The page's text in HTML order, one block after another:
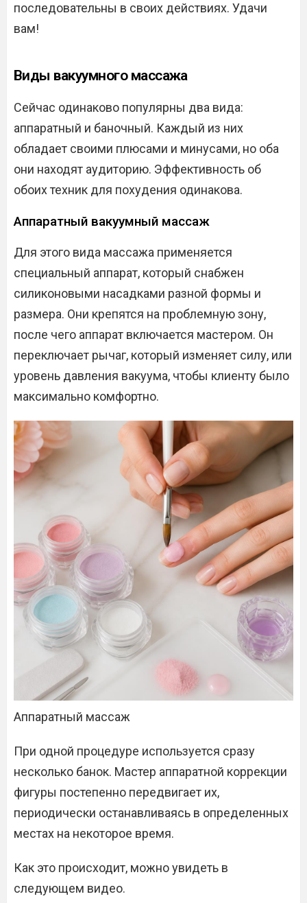
последовательны в своих действиях. Удачи
вам!
Виды вакуумного массажа
Сейчас одинаково популярны два вида:
аппаратный и баночный. Каждый из них
обладает своими плюсами и минусами, но оба
они находят аудиторию. Эффективность об
обоих техник для похудения одинакова.
Аппаратный вакуумный массаж
Для этого вида массажа применяется
специальный аппарат, который снабжен
силиконовыми насадками разной формы и
размера. Они крепятся на проблемную зону,
после чего аппарат включается мастером. Он
переключает рычаг, который изменяет силу, или
уровень давления вакуума, чтобы клиенту было
максимально комфортно.
Аппаратный массаж
При одной процедуре используется сразу
несколько банок. Мастер аппаратной коррекции
фигуры постепенно передвигает их,
периодически останавливаясь в определенных
местах на некоторое время.
Как это происходит, можно увидеть в
следующем видео.